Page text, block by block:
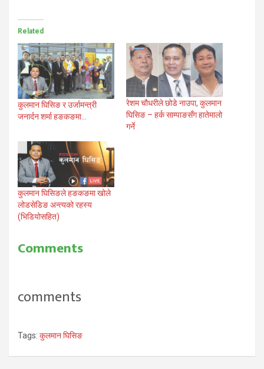
Related
कुलमान घिसिङ र उर्जामन्त्री
जनार्दन शर्मा हङकङमा…
रेशम चौधरीले छोडे नाउपा, कुलमान
घिसिङ – हर्क साम्पाङसँग हातेमालो
गर्ने
कुलमान घिसिङले हङकङमा खोले
लोडसेडिङ अन्त्यको रहस्य
(भिडियोसहित)
Comments
comments
Tags: कुलमान घिसिङ